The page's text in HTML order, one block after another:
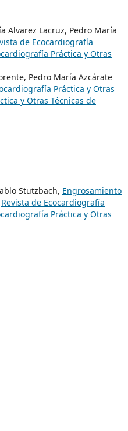
Alvarez Lacruz, Pedro María
de Ecocardiografía
Práctica y Otras
Pedro María Azcárate
Práctica y Otras
y Otras Técnicas de
Stutzbach, Engrosamiento
Revista de Ecocardiografía
Práctica y Otras